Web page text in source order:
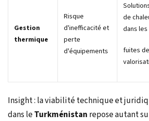
Gestion
thermique
Risque
d'inefficacité et
perte
d'équipements
de
dans
fuites
Insight : la viabilité technique et
dans leTurkménistan repose autant